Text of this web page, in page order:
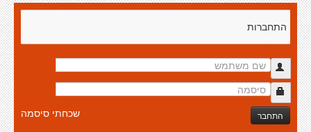
התחברות
התחבר שכחתי סיסמה